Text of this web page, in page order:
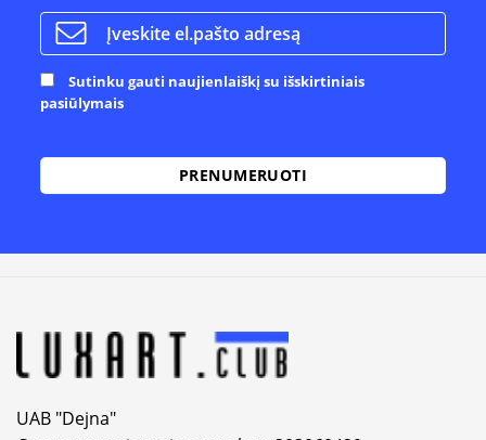
Sutinku gauti naujienlaiškį su išskirtiniais
pasiūlymais
UAB "Dejna"